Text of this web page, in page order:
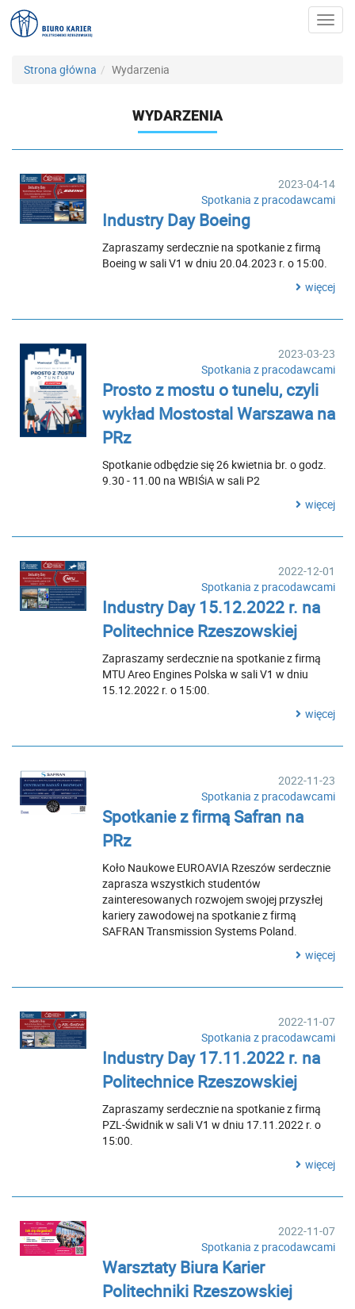
Strona główna Wydarzenia
WYDARZENIA
2023-04-14
Spotkania z pracodawcami
Industry Day Boeing
Zapraszamy serdecznie na spotkanie z firmą
Boeing w sali V1 w dniu 20.04.2023 r. o 15:00.
więcej
2023-03-23
Spotkania z pracodawcami
Prosto z mostu o tunelu, czyli
wykład Mostostal Warszawa na
PRz
Spotkanie odbędzie się 26 kwietnia br. o godz.
9.30 - 11.00 na WBIŚiA w sali P2
więcej
2022-12-01
Spotkania z pracodawcami
Industry Day 15.12.2022 r. na
Politechnice Rzeszowskiej
Zapraszamy serdecznie na spotkanie z firmą
MTU Areo Engines Polska w sali V1 w dniu
15.12.2022 r. o 15:00.
więcej
2022-11-23
Spotkania z pracodawcami
Spotkanie z firmą Safran na
PRz
Koło Naukowe EUROAVIA Rzeszów serdecznie
zaprasza wszystkich studentów
zainteresowanych rozwojem swojej przyszłej
kariery zawodowej na spotkanie z firmą
SAFRAN Transmission Systems Poland.
więcej
2022-11-07
Spotkania z pracodawcami
Industry Day 17.11.2022 r. na
Politechnice Rzeszowskiej
Zapraszamy serdecznie na spotkanie z firmą
PZL-Świdnik w sali V1 w dniu 17.11.2022 r. o
15:00.
więcej
2022-11-07
Spotkania z pracodawcami
Warsztaty Biura Karier
Politechniki Rzeszowskiej